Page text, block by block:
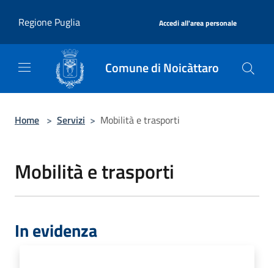
Regione Puglia
Accedi all'area personale
Comune di Noicàttaro
Home > Servizi > Mobilità e trasporti
Mobilità e trasporti
In evidenza